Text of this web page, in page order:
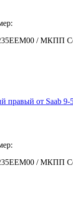
/ МКПП
правый от Saab 9-
/ МКПП